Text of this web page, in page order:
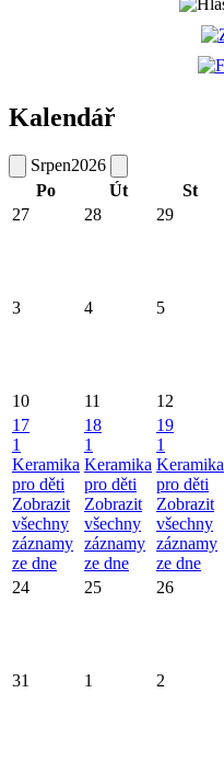
Kalendář
Srpen2026
Po
Út St
27
28 29
3 4 5
10 11 12
17
1
Keramika
pro děti
Zobrazit
všechny
záznamy
ze dne
18
1
Keramika
pro děti
Zobrazit
všechny
záznamy
ze dne
19
1
Keramika
pro děti
Zobrazit
všechny
záznamy
ze dne
24 25 26
31 1 2